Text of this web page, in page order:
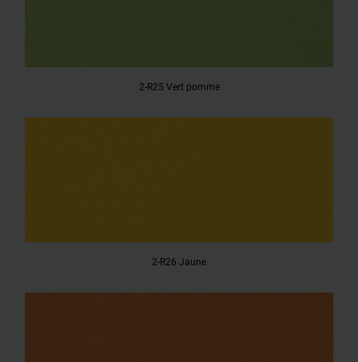
2-R25 Vert pomme
2-R26 Jaune